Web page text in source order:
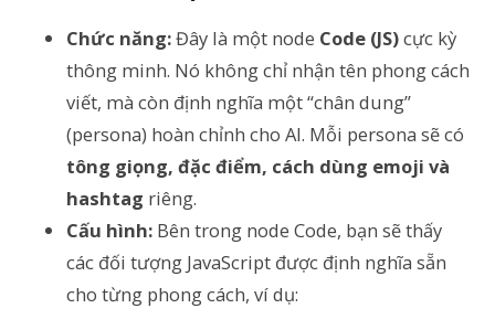
Chức năng:Đây là một node Code (JS)cực kỳ
thông minh. Nó không chỉ nhận tên phong cách
viết, mà còn định nghĩa một “chân dung”
(persona) hoàn chỉnh cho AI. Mỗi persona sẽ có
tông giọng, đặc điểm, cách dùng emoji và
hashtag riêng.
Cấu hình: Bên trong node Code, bạn sẽ thấy
các đối tượng JavaScript được định nghĩa sẵn
cho từng phong cách, ví dụ: